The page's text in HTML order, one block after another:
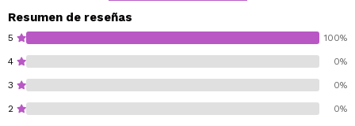
Resumen de reseñas
5 100%
4 0%
3 0%
2 0%